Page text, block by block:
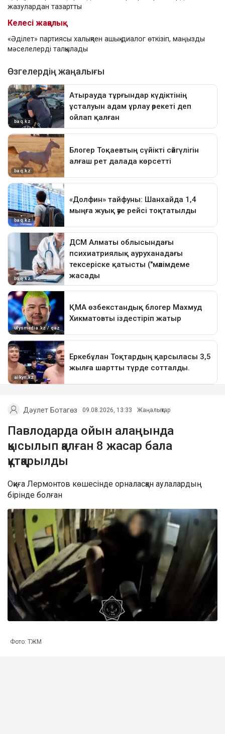
жазулардан тазартты
Келесі жаңалық
«Әділет» партиясы халықпен ашық диалог өткізіп, маңызды
мәселелерді талқылады
Дәулет Ботагөз 09.08.2026, 13:33 Жаңалықтар
Павлодарда ойын алаңында
қысылып қалған 8 жасар бала
құтқарылды
Оқиға Лермонтов көшесінде орналасқан аулалардың
бірінде болған
Фото: ТЖМ